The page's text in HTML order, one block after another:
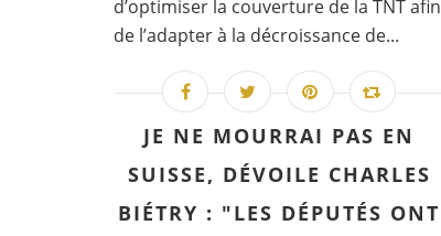
d’optimiser la couverture de la TNT afin
de l’adapter à la décroissance de...
JE NE MOURRAI PAS EN
SUISSE, DÉVOILE CHARLES
BIÉTRY : "LES DÉPUTÉS ONT